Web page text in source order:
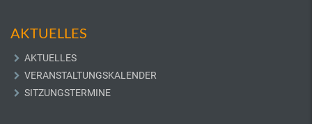
AKTUELLES
AKTUELLES
VERANSTALTUNGSKALENDER
SITZUNGSTERMINE